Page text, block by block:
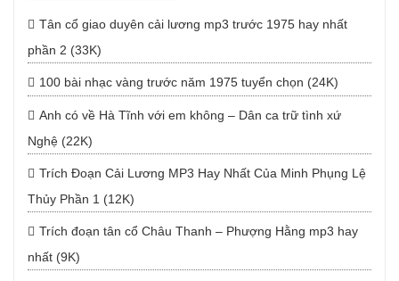
Tân cổ giao duyên cải lương mp3 trước 1975 hay nhất
phần 2 (33K)
100 bài nhạc vàng trước năm 1975 tuyển chọn (24K)
Anh có về Hà Tĩnh với em không – Dân ca trữ tình xứ
Nghệ (22K)
Trích Đoạn Cải Lương MP3 Hay Nhất Của Minh Phụng Lệ
Thủy Phần 1 (12K)
Trích đoạn tân cổ Châu Thanh – Phượng Hằng mp3 hay
nhất (9K)